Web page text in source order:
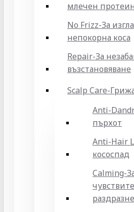
млечен протеин
No Frizz-За
непокорна коса
Repair-За
възстановяване
Scalp Care-
Anti-
пърхот
Anti-Hair
кососпад
Calming-